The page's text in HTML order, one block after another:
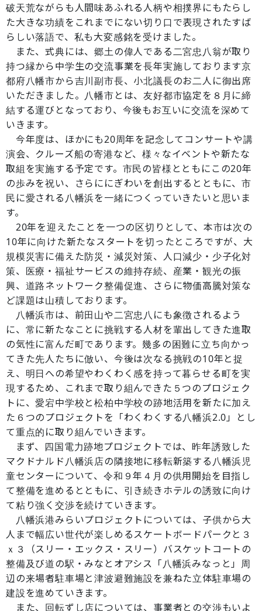
破天荒ながらも人間味あふれる人柄や相撲界にもたらし
た大きな功績をこれまでにない切り口で表現されたすば
らしい落語で、私も大変感銘を受けました。
また、式典には、郷土の偉人である二宮忠八翁が取り
持つ縁から中学生の交流事業を長年実施しております京
都府八幡市から吉川副市長、小北議長のお二人に御出席
いただきました。八幡市とは、友好都市協定を８月に締
結する運びとなっており、今後もお互いに交流を深めて
いきます。
今年度は、ほかにも20周年を記念してコンサートや講
演会、クルーズ船の寄港など、様々なイベントや新たな
取組を実施する予定です。市民の皆様とともにこの20年
の歩みを祝い、さらににぎわいを創出するとともに、市
民に愛される八幡浜を一緒につくっていきたいと思いま
す。
20年を迎えたことを一つの区切りとして、本市は次の
10年に向けた新たなスタートを切ったところですが、大
規模災害に備えた防災・減災対策、人口減少・少子化対
策、医療・福祉サービスの維持存続、産業・観光の振
興、道路ネットワーク整備促進、さらに物価高騰対策な
ど課題は山積しております。
八幡浜市は、前田山や二宮忠八にも象徴されるよう
に、常に新たなことに挑戦する人材を輩出してきた進取
の気性に富んだ町であります。幾多の困難に立ち向かっ
てきた先人たちに倣い、今後は次なる挑戦の10年と捉
え、明日への希望やわくわく感を持って暮らせる町を実
現するため、これまで取り組んできた５つのプロジェク
トに、愛宕中学校と松柏中学校の跡地活用を新たに加え
た６つのプロジェクトを「わくわくする八幡浜2.0」とし
て重点的に取り組んでいきます。
まず、四国電力跡地プロジェクトでは、昨年誘致した
マクドナルド八幡浜店の隣接地に移転新築する八幡浜児
童センターについて、令和９年４月の供用開始を目指し
て整備を進めるとともに、引き続きホテルの誘致に向け
て粘り強く交渉を続けていきます。
八幡浜港みらいプロジェクトについては、子供から大
人まで幅広い世代が楽しめるスケートボードパークと３
ｘ３（スリー・エックス・スリー）バスケットコートの
整備及び道の駅・みなとオアシス「八幡浜みなっと」周
辺の来場者駐車場と津波避難施設を兼ねた立体駐車場の
建設を進めていきます。
また、回転ずし店については、事業者との交渉もいよ